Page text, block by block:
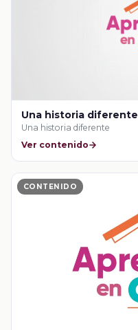
Una historia diferente
Una historia diferente
Ver contenido
CONTENIDO